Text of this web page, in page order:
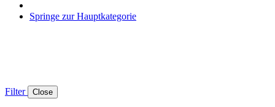
Springe zur Hauptkategorie
Filter Close